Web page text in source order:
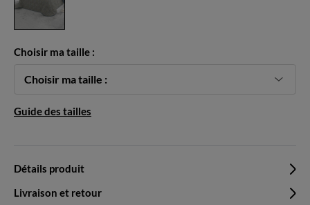
Choisir ma taille :
Choisir ma taille :
Guide des tailles
Détails produit
Livraison et retour